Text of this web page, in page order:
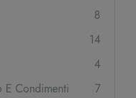
8
14
4
Condimenti
7